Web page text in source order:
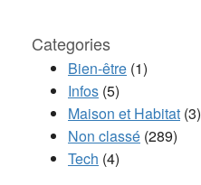
Categories
Bien-être (1)
Infos (5)
Maison et Habitat (3)
Non classé (289)
Tech (4)